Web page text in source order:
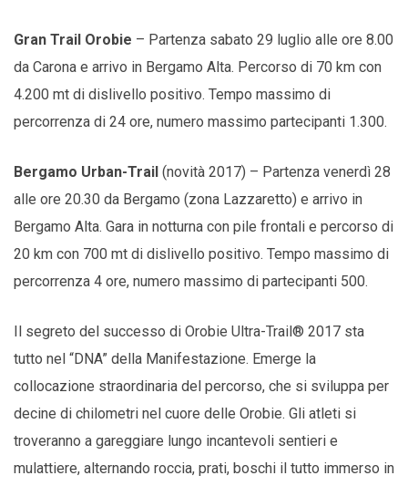
Gran Trail Orobie – Partenza sabato 29 luglio alle ore 8.00
da Carona e arrivo in Bergamo Alta. Percorso di 70 km con
4.200 mt di dislivello positivo. Tempo massimo di
percorrenza di 24 ore, numero massimo partecipanti 1.300.
Bergamo Urban-Trail (novità 2017) – Partenza venerdì 28
alle ore 20.30 da Bergamo (zona Lazzaretto) e arrivo in
Bergamo Alta. Gara in notturna con pile frontali e percorso di
20 km con 700 mt di dislivello positivo. Tempo massimo di
percorrenza 4 ore, numero massimo di partecipanti 500.
Il segreto del successo di Orobie Ultra-Trail® 2017 sta
tutto nel “DNA” della Manifestazione. Emerge la
collocazione straordinaria del percorso, che si sviluppa per
decine di chilometri nel cuore delle Orobie. Gli atleti si
troveranno a gareggiare lungo incantevoli sentieri e
mulattiere, alternando roccia, prati, boschi il tutto immerso in